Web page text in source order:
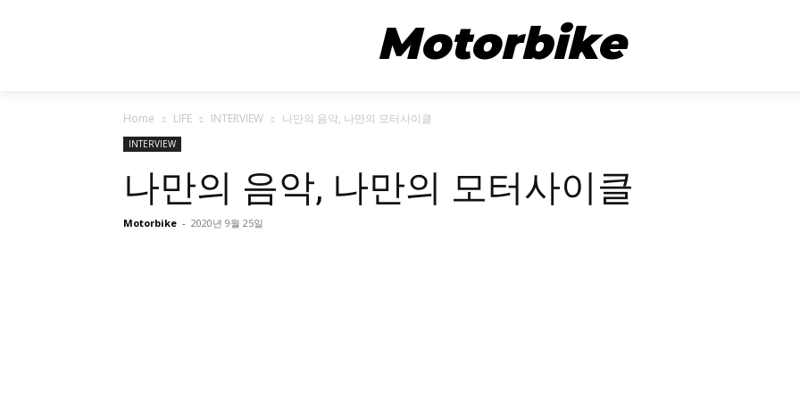
Motorbike
Home LIFE INTERVIEW 나만의 음악, 나만의 모터사이클
INTERVIEW
나만의 음악, 나만의 모터사이클
Motorbike - 2020년 9월 25일